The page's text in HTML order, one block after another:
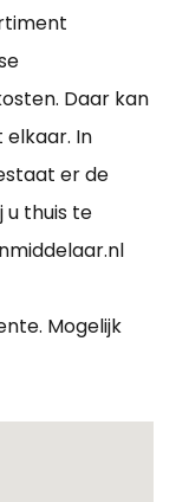
Daar kan
In
er de
u thuis te
Mogelijk